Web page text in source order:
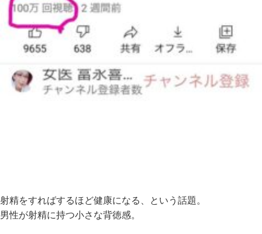
射精をすればするほど健康になる、という話題。
男性が射精に持つ小さな背徳感。